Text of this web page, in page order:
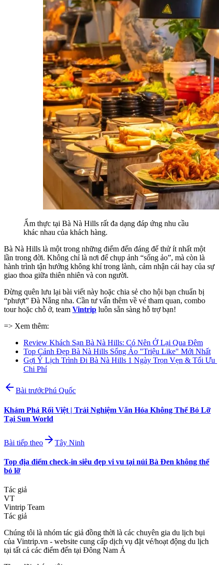
Ẩm thực tại Bà Nà Hills rất đa dạng đáp ứng nhu cầu
khác nhau của khách hàng.
Bà Nà Hills là một trong những điểm đến đáng để thử ít nhất một
lần trong đời. Không chỉ là nơi để chụp ảnh “sống ảo”, mà còn là
hành trình tận hưởng không khí trong lành, cảm nhận cái hay của sự
giao thoa giữa thiên nhiên và con người.
Đừng quên lưu lại bài viết này hoặc chia sẻ cho hội bạn chuẩn bị
“phượt” Đà Nẵng nha. Cần tư vấn thêm về vé tham quan, combo
tour hoặc chỗ ở, team Vintrip luôn sẵn sàng hỗ trợ bạn!
=> Xem thêm:
Review Khách Sạn Bà Nà Hills: Có Nên Ở Lại Qua Đêm
Top Cảnh Đẹp Bà Nà Hills Sống Ảo "Triệu Like" Mới Nhất
Gợi Ý Lịch Trình Đi Bà Nà Hills 1 Ngày Trọn Vẹn & Tối Ưu
Chi Phí
Bài trướcPhú Quốc
Khám Phá Rối Việt | Trải Nghiệm Văn Hóa Không Thể Bỏ Lỡ
Tại Sun World
Bài tiếp theo Tây Ninh
Top địa điểm check-in siêu đẹp vi vu tại núi Bà Đen không thể
bỏ lỡ
Tác giả
VT
Vintrip Team
Tác giả
Chúng tôi là nhóm tác giả đồng thời là các chuyên gia du lịch bụi
của Vintrip.vn - website cung cấp dịch vụ đặt vé/hoạt động du lịch
tại tất cả các điểm đến tại Đông Nam Á